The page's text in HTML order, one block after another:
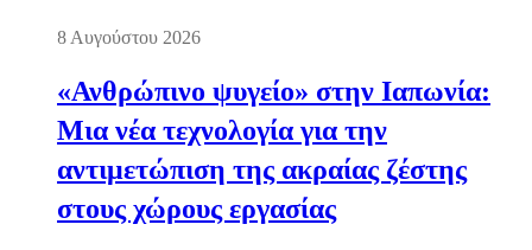
8 Αυγούστου 2026
«Ανθρώπινο ψυγείο» στην Ιαπωνία:
Μια νέα τεχνολογία για την
αντιμετώπιση της ακραίας ζέστης
στους χώρους εργασίας